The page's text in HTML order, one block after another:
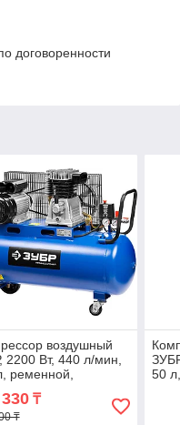
договоренности
воздушный
2200 Вт, 440 л/мин,
ременной,
(ЗКПМ-440-
2.2)₸
₸
50